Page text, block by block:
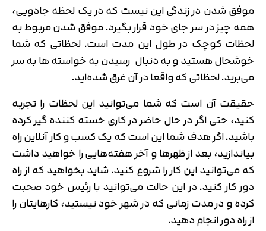
موفق شدن در زندگی این نیست که در یک لحظه جادویی،
همه چیز در سر جای خود قرار بگیرد. موفق شدن مربوط به
لحظات کوچک در طول این مدت است. لحظاتی که شما
خوشحال هستید و به دنبال رسیدن به خواسته‌ ها به سر
می‌برید. لحظاتی که واقعا در آن غرق شده­‌اید.
حقیقت آن است که شما می‌­توانید این لحظات را تجربه
کنید، حتی اگر در حال حاضر در کاری خسته کننده گیر کرده
باشید. اگر هدف شما این است که یک کسب­ و کار آنلاین راه
بیاندازید، بعد از ظهرها و آخر هفته­‌هایی را خواهید داشت
که می­‌توانید این کار را شروع کنید. شاید بخواهید که از راه
دور کار کنید. در این حالت می‌­توانید با رئیس خود صحبت
کرده و در مدت زمانی که در شهر خود نیستید، کارهایتان را
از راه دور انجام دهید.